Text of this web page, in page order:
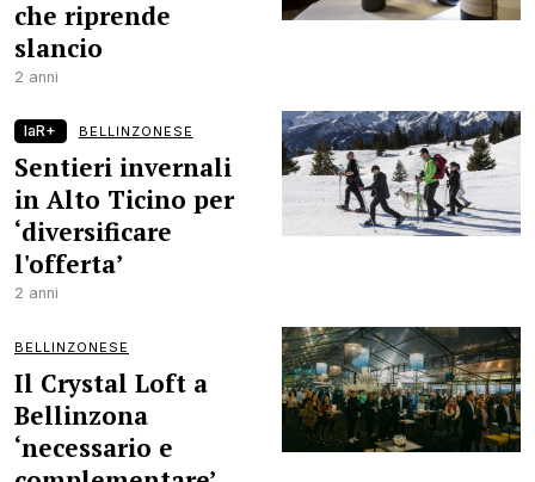
che riprende
slancio
2 anni
laR+ BELLINZONESE
Sentieri invernali
in Alto Ticino per
‘diversificare
l'offerta’
2 anni
BELLINZONESE
Il Crystal Loft a
Bellinzona
‘necessario e